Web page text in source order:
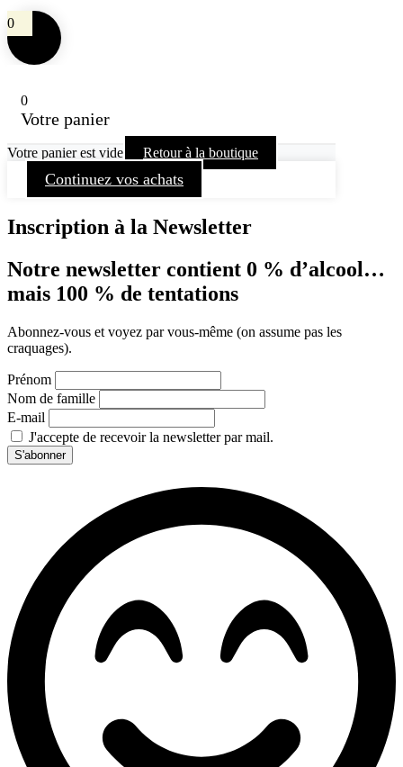
0
0
Votre panier
Votre panier est vide Retour à la boutique
Continuez vos achats
Inscription à la Newsletter
Notre newsletter contient 0 % d’alcool…
mais 100 % de tentations
Abonnez-vous et voyez par vous-même (on assume pas les
craquages).
Prénom
Nom de famille
E-mail
J'accepte de recevoir la newsletter par mail.